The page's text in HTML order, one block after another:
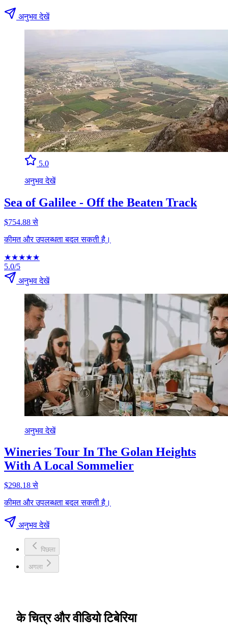
अनुभव देखें
5.0
अनुभव देखें
Sea of Galilee - Off the Beaten Track
$754.88 से
कीमत और उपलब्धता बदल सकती है।
★★★★★
5.0/5
अनुभव देखें
अनुभव देखें
Wineries Tour In The Golan Heights
With A Local Sommelier
$298.18 से
कीमत और उपलब्धता बदल सकती है।
अनुभव देखें
पिछला
अगला
के चित्र और वीडियो टिबेरिया